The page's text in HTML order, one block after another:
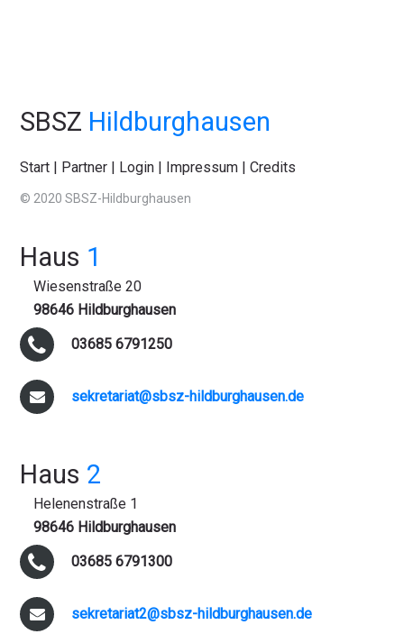
SBSZ Hildburghausen
Start | Partner | Login | Impressum |Credits
© 2020 SBSZ-Hildburghausen
Haus 1
Wiesenstraße 20
98646 Hildburghausen
03685 6791250
sekretariat@sbsz-hildburghausen.de
Haus 2
Helenenstraße 1
98646 Hildburghausen
03685 6791300
sekretariat2@sbsz-hildburghausen.de